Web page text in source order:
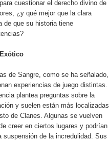
cuestionar el derecho divino de
¿y qué mejor que la clara
de que su historia tiene
de Sangre, como se ha señalado,
experiencias de juego distintas.
plantea preguntas sobre la
y suelen están más localizadas
de Clanes. Algunas se vuelven
creer en ciertos lugares y podrían
suspensión de la incredulidad. Sus